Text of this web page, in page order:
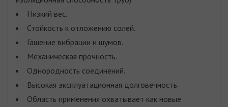
Низкий вес.
Стойкость к отложению солей.
Гашение вибрации и шумов.
Механическая прочность.
Однородность соединений.
Высокая эксплуатационная долговечность.
Область применения охватывает как новые